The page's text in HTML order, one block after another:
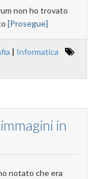
non ho trovato
[Prosegue]
| Informatica
in
notato che era